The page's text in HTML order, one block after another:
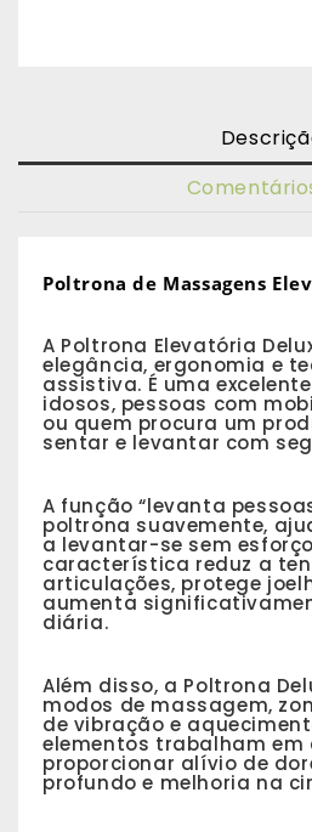
Poltrona de Massagens
A Poltrona Elevatória
elegância, ergonomia e
assistiva. É uma
idosos, pessoas com
ou quem procura um
sentar e levantar com
A função “levanta
poltrona suavemente,
a levantar-se sem
característica reduz a
articulações, protege
aumenta
diária.
Além disso, a Poltrona
modos de massagem,
de vibração e
elementos trabalham em
proporcionar alívio de
profundo e melhoria na